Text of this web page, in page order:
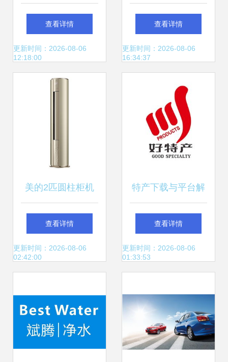
刺开门红——优扬
远腾奋进正当时
查看详情
更新时间：2026-08-06
12:18:00
软件携优扬远腾促
进数字化转型新篇
查看详情
更新时间：2026-08-06
16:34:37
美的2匹圆柱柜机
高效变频冷暖的时
尚之选
查看详情
更新时间：2026-08-06
02:42:00
特产下载与平台解
析 腾牛下载与优扬
远腾的实际对比
查看详情
更新时间：2026-08-06
01:33:53